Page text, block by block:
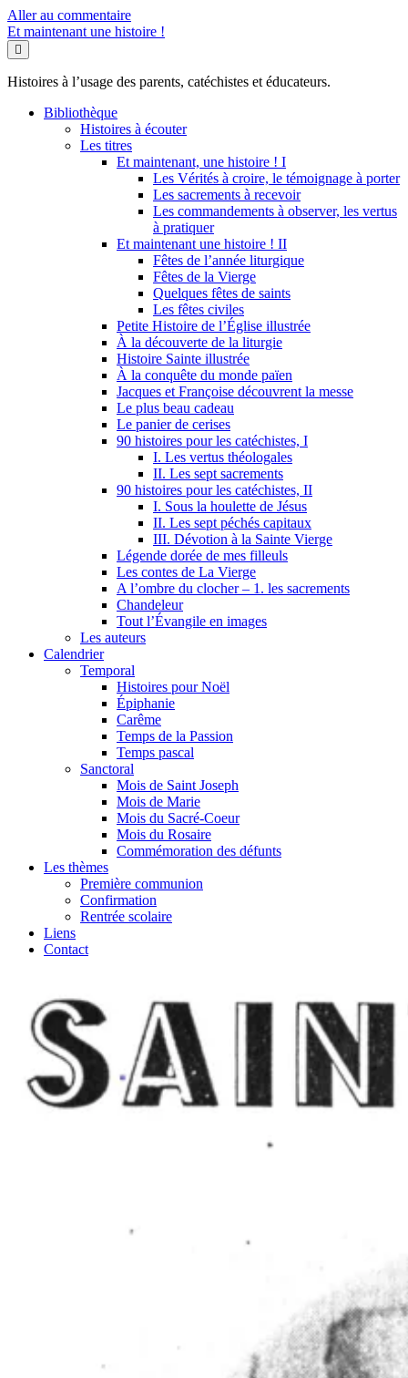
Aller au commentaire
Et maintenant une histoire !
Histoires à l’usage des parents, catéchistes et éducateurs.
Bibliothèque
Histoires à écouter
Les titres
Et maintenant, une histoire ! I
Les Vérités à croire, le témoignage à porter
Les sacrements à recevoir
Les commandements à observer, les vertus
à pratiquer
Et maintenant une histoire ! II
Fêtes de l’année liturgique
Fêtes de la Vierge
Quelques fêtes de saints
Les fêtes civiles
Petite Histoire de l’Église illustrée
À la découverte de la liturgie
Histoire Sainte illustrée
À la conquête du monde païen
Jacques et Françoise découvrent la messe
Le plus beau cadeau
Le panier de cerises
90 histoires pour les catéchistes, I
I. Les vertus théologales
II. Les sept sacrements
90 histoires pour les catéchistes, II
I. Sous la houlette de Jésus
II. Les sept péchés capitaux
III. Dévotion à la Sainte Vierge
Légende dorée de mes filleuls
Les contes de La Vierge
A l’ombre du clocher – 1. les sacrements
Chandeleur
Tout l’Évangile en images
Les auteurs
Calendrier
Temporal
Histoires pour Noël
Épiphanie
Carême
Temps de la Passion
Temps pascal
Sanctoral
Mois de Saint Joseph
Mois de Marie
Mois du Sacré-Coeur
Mois du Rosaire
Commémoration des défunts
Les thèmes
Première communion
Confirmation
Rentrée scolaire
Liens
Contact